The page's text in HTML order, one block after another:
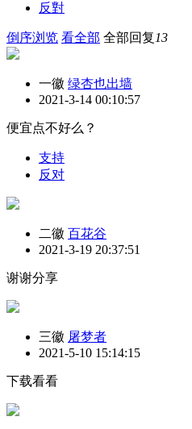
反對
倒序浏览 看全部 全部回复 13
一徽 绿杏也出墙
2021-3-14 00:10:57
便宜点不好么？
支持
反对
二徽 百花谷
2021-3-19 20:37:51
谢谢分享
三徽 屠梦者
2021-5-10 15:14:15
下载看看